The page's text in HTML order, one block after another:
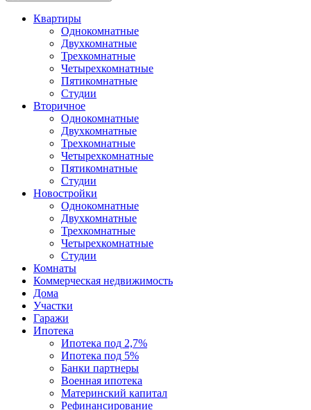
Квартиры
Однокомнатные
Двухкомнатные
Трехкомнатные
Четырехкомнатные
Пятикомнатные
Студии
Вторичное
Однокомнатные
Двухкомнатные
Трехкомнатные
Четырехкомнатные
Пятикомнатные
Студии
Новостройки
Однокомнатные
Двухкомнатные
Трехкомнатные
Четырехкомнатные
Студии
Комнаты
Коммерческая недвижимость
Дома
Участки
Гаражи
Ипотека
Ипотека под 2,7%
Ипотека под 5%
Банки партнеры
Военная ипотека
Материнский капитал
Рефинансирование